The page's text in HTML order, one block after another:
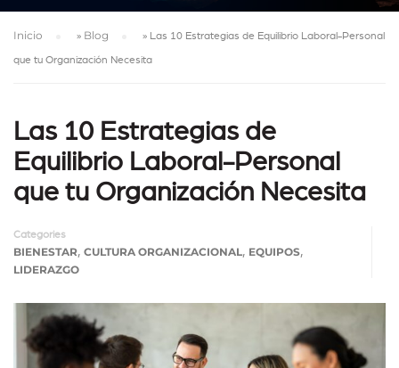
Inicio » Blog » Las 10 Estrategias de Equilibrio Laboral-Personal
que tu Organización Necesita
Las 10 Estrategias de
Equilibrio Laboral-Personal
que tu Organización Necesita
Categories
BIENESTAR, CULTURA ORGANIZACIONAL, EQUIPOS,
LIDERAZGO